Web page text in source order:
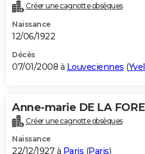
Créer une cagnotte obsèques
Naissance
12/06/1922
Décès
07/01/2008 à Louveciennes (
Anne-marie DE LA
Créer une cagnotte obsèques
Naissance
22/12/1927 à Paris (Paris)